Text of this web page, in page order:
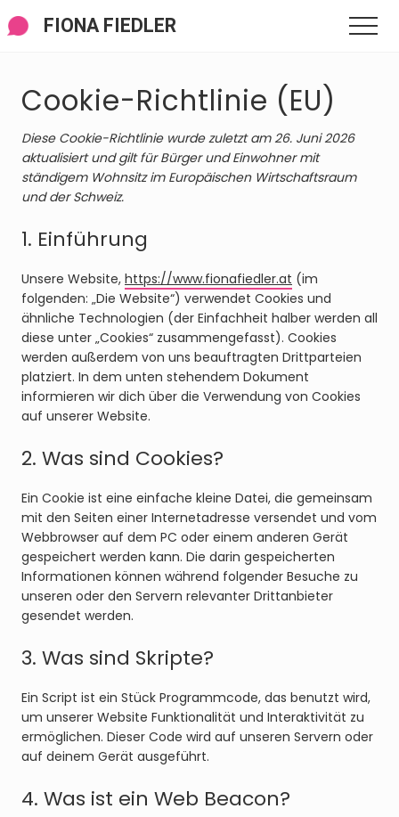
Menü
Zum
Inhalt
Zur
FußzeileFIONA FIEDLER
Cookie-Richtlinie (EU)
Diese Cookie-Richtlinie wurde zuletzt am 26. Juni 2026
aktualisiert und gilt für Bürger und Einwohner mit
ständigem Wohnsitz im Europäischen Wirtschaftsraum
und der Schweiz.
1. Einführung
Unsere Website, https://www.fionafiedler.at (im
folgenden: „Die Website“) verwendet Cookies und
ähnliche Technologien (der Einfachheit halber werden all
diese unter „Cookies“ zusammengefasst). Cookies
werden außerdem von uns beauftragten Drittparteien
platziert. In dem unten stehendem Dokument
informieren wir dich über die Verwendung von Cookies
auf unserer Website.
2. Was sind Cookies?
Ein Cookie ist eine einfache kleine Datei, die gemeinsam
mit den Seiten einer Internetadresse versendet und vom
Webbrowser auf dem PC oder einem anderen Gerät
gespeichert werden kann. Die darin gespeicherten
Informationen können während folgender Besuche zu
unseren oder den Servern relevanter Drittanbieter
gesendet werden.
3. Was sind Skripte?
Ein Script ist ein Stück Programmcode, das benutzt wird,
um unserer Website Funktionalität und Interaktivität zu
ermöglichen. Dieser Code wird auf unseren Servern oder
auf deinem Gerät ausgeführt.
4. Was ist ein Web Beacon?